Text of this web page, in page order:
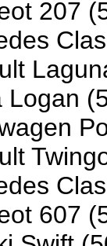
207
Logan
607